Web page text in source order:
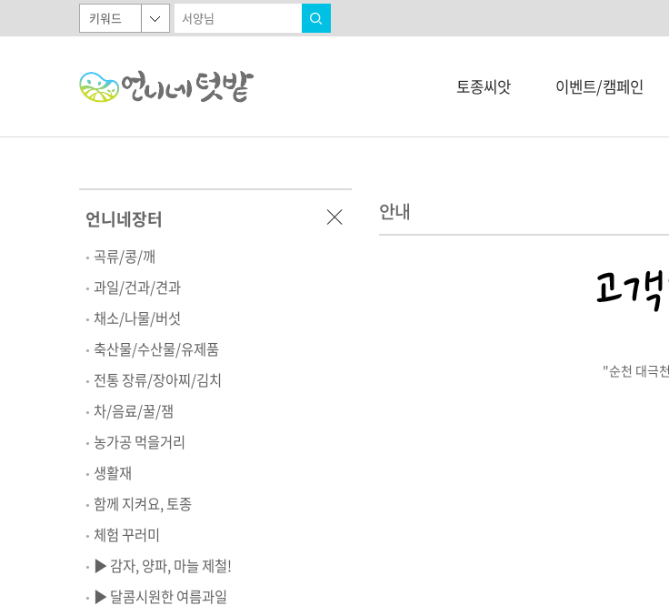
토종씨앗 이벤트/캠페인
언니네장터
곡류/콩/깨
과일/건과/견과
채소/나물/버섯
축산물/수산물/유제품
전통 장류/장아찌/김치
차/음료/꿀/잼
농가공 먹을거리
생활재
함께 지켜요, 토종
체험 꾸러미
▶ 감자, 양파, 마늘 제철!
▶ 달콤시원한 여름과일
안내
"순천 대극